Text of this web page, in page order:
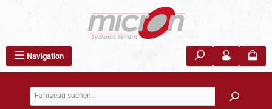
Navigation